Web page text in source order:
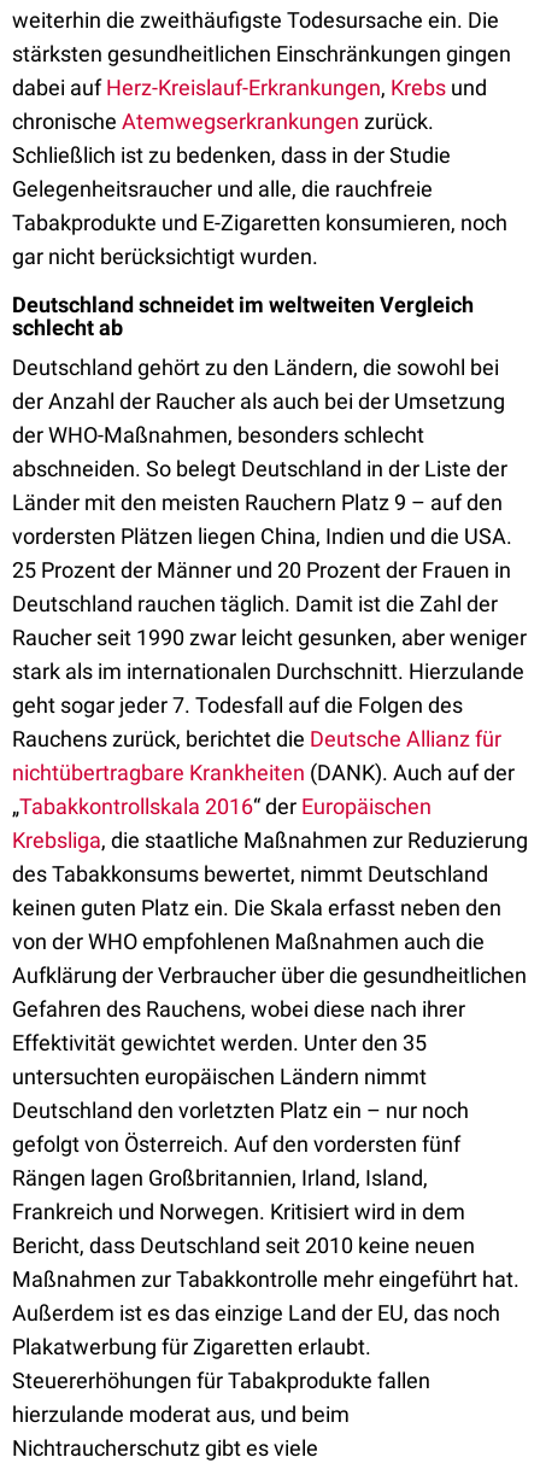
weiterhin die zweithäufigste Todesursache ein. Die
stärksten gesundheitlichen Einschränkungen gingen
dabei aufHerz-Kreislauf-Erkrankungen, Krebs und
chronische Atemwegserkrankungen zurück.
Schließlich ist zu bedenken, dass in der Studie
Gelegenheitsraucher und alle, die rauchfreie
Tabakprodukte und E-Zigaretten konsumieren, noch
gar nicht berücksichtigt wurden.
Deutschland schneidet im weltweiten Vergleich
schlecht ab
Deutschland gehört zu den Ländern, die sowohl bei
der Anzahl der Raucher als auch bei der Umsetzung
der WHO-Maßnahmen, besonders schlecht
abschneiden. So belegt Deutschland in der Liste der
Länder mit den meisten Rauchern Platz 9 – auf den
vordersten Plätzen liegen China, Indien und die USA.
25 Prozent der Männer und 20 Prozent der Frauen in
Deutschland rauchen täglich. Damit ist die Zahl der
Raucher seit 1990 zwar leicht gesunken, aber weniger
stark als im internationalen Durchschnitt. Hierzulande
geht sogar jeder 7. Todesfall auf die Folgen des
Rauchens zurück, berichtet die Deutsche Allianz für
nichtübertragbare Krankheiten (DANK). Auch auf der
„Tabakkontrollskala 2016“ der Europäischen
Krebsliga, die staatliche Maßnahmen zur Reduzierung
des Tabakkonsums bewertet, nimmt Deutschland
keinen guten Platz ein. Die Skala erfasst neben den
von der WHO empfohlenen Maßnahmen auch die
Aufklärung der Verbraucher über die gesundheitlichen
Gefahren des Rauchens, wobei diese nach ihrer
Effektivität gewichtet werden. Unter den 35
untersuchten europäischen Ländern nimmt
Deutschland den vorletzten Platz ein – nur noch
gefolgt von Österreich. Auf den vordersten fünf
Rängen lagen Großbritannien, Irland, Island,
Frankreich und Norwegen. Kritisiert wird in dem
Bericht, dass Deutschland seit 2010 keine neuen
Maßnahmen zur Tabakkontrolle mehr eingeführt hat.
Außerdem ist es das einzige Land der EU, das noch
Plakatwerbung für Zigaretten erlaubt.
Steuererhöhungen für Tabakprodukte fallen
hierzulande moderat aus, und beim
Nichtraucherschutz gibt es viele